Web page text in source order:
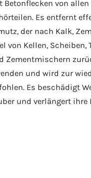
Betonflecken von allen
Es entfernt
der nach Kalk,
von Kellen, Scheiben,
Zementmischern
und wird zur
Es beschädigt
und verlängert ihre